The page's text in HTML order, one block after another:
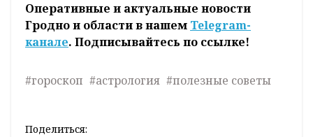
Оперативные и актуальные новости
Гродно и области в нашем Telegram-
канале. Подписывайтесь по ссылке!
#гороскоп #астрология #полезные советы
Поделиться: